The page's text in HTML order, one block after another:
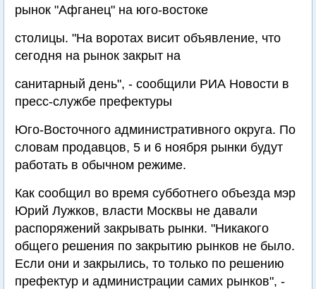
рынок "Афганец" на юго-востоке
столицы. "На воротах висит объявление, что
сегодня на рынок закрыт на
санитарный день", - сообщили РИА Новости в
пресс-службе префектуры
Юго-Восточного административного округа. По
словам продавцов, 5 и 6 ноября рынки будут
работать в обычном режиме.
Как сообщил во время субботнего объезда мэр
Юрий Лужков, власти Москвы не давали
распоряжений закрывать рынки. "Никакого
общего решения по закрытию рынков не было.
Если они и закрылись, то только по решению
префектур и администрации самих рынков", -